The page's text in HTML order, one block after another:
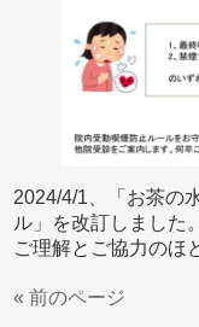
2024/4/1、「お茶の
ル」を改訂しました。
ご理解とご協力のほ
« 前のページ